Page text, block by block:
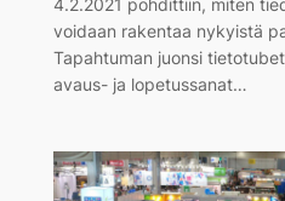
4.2.2021 pohdittiin, miten
voidaan rakentaa nykyistä
Tapahtuman juonsi
avaus- ja lopetussanat…